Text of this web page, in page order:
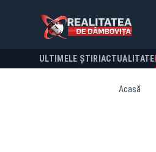
ULTIMELE ȘTIRI ACTUALITATE
Acasă